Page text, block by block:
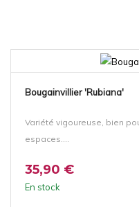
Bougainvillier 'Rubiana'
Variété vigoureuse, bien
espaces....
35,90 €
En stock